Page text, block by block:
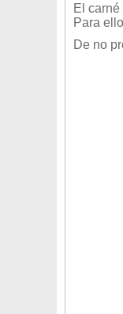
El
Para
De no